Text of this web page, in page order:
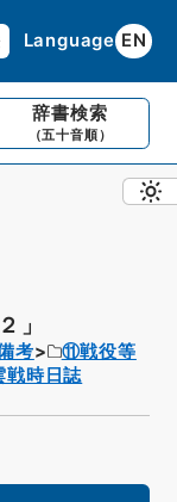
Language EN
辞書検索
（五十音順）
」
考
⑪戦役等
時日誌